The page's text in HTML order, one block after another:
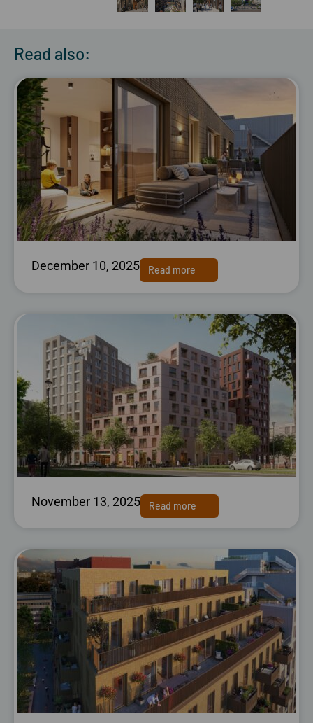
Read also:
December 10, 2025 Read more
November 13, 2025 Read more